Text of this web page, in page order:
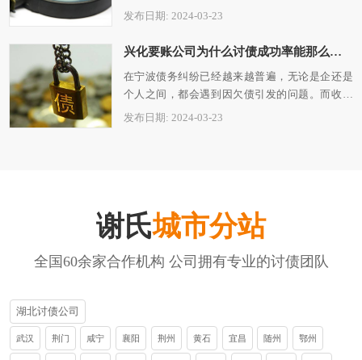
杂且关键的法律程序，但债权人有权利依法…
发布日期: 2024-03-23
兴化要账公司为什么讨债成功率能那么高？
在宁波债务纠纷已经越来越普遍，无论是企还是
个人之间，都会遇到因欠债引发的问题。而收回
债务则需要专业的宁波讨债公司来负责。在…
发布日期: 2024-03-23
谢氏城市分站
全国60余家合作机构 公司拥有专业的讨债团队
湖北讨债公司
武汉 荆门 咸宁 襄阳 荆州 黄石 宜昌 随州 鄂州